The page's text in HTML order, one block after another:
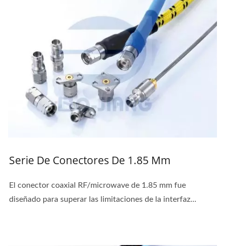
Serie De Conectores De 1.85 Mm
El conector coaxial RF/microwave de 1.85 mm fue
diseñado para superar las limitaciones de la interfaz...